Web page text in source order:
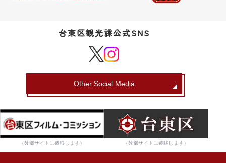
台東区観光課公式SNS
Other Social Media
（外部サイトに遷移します） （外部サイトに遷移します）